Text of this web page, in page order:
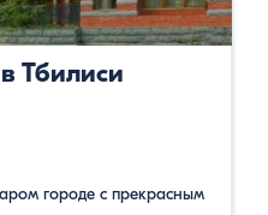
Тбилиси
городе с прекрасным